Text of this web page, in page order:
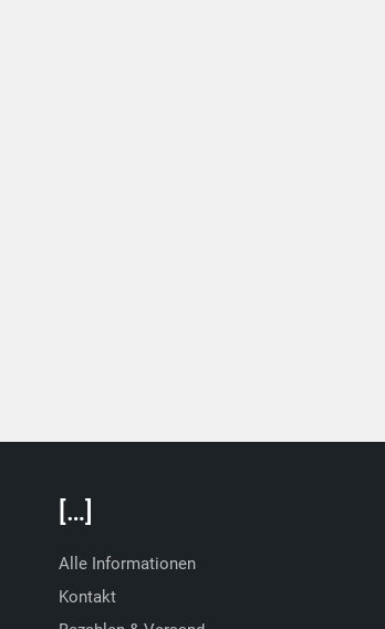
[…]
Alle Informationen
Kontakt